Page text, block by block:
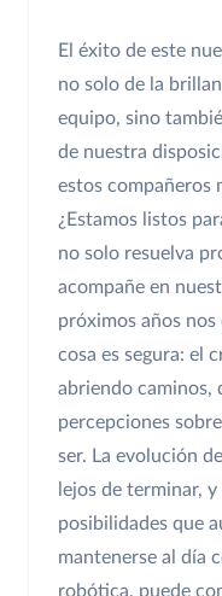
El éxito de este
no solo de la
equipo, sino
de nuestra
estos compañeros
¿Estamos listos
no solo resuelva
acompañe en
próximos años nos
cosa es segura: el
abriendo caminos,
percepciones
ser. La evolución
lejos de terminar,
posibilidades que
mantenerse al día
robótica, puede